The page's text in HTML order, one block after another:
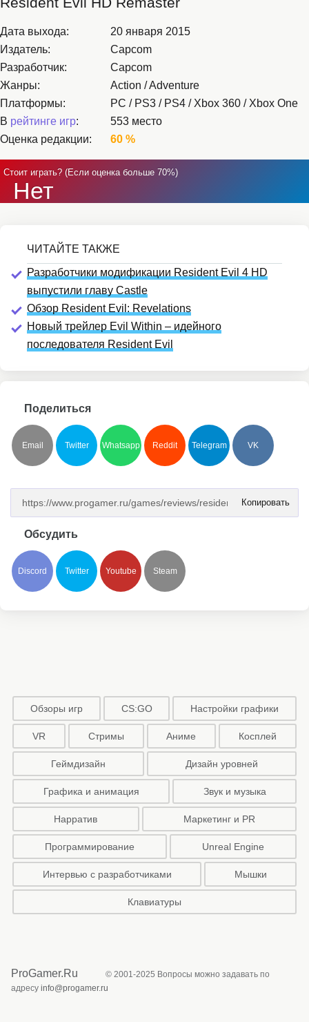
Дата выхода:
20 января 2015
Издатель:
Capcom
Разработчик:
Capcom
Жанры:
Action / Adventure
Платформы:
PC / PS3 / PS4 / Xbox 360 / Xbox One
В рейтинге игр:
553 место
Оценка редакции:
60 %
Стоит играть? (Если оценка больше 70%)
Нет
Разработчики модификации Resident Evil 4 HD
выпустили главу Castle
Обзор Resident Evil: Revelations
Новый трейлер Evil Within – идейного
последователя Resident Evil
Поделиться
Email Twitter Whatsapp Reddit Telegram VK
Копировать
Обсудить
Discord Twitter Youtube Steam
Обзоры игр CS:GO Настройки графики
VR Стримы Аниме Косплей
Геймдизайн Дизайн уровней
Графика и анимация Звук и музыка
Нарратив Маркетинг и PR
Программирование Unreal Engine
Интервью с разработчиками Мышки
Клавиатуры
ProGamer.Ru
© 2001-2025 Вопросы можно задавать по
адресу info@progamer.ru